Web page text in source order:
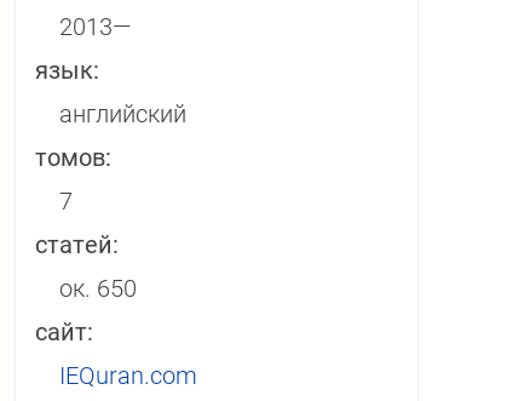
2013—
язык:
английский
томов:
7
статей:
ок. 650
сайт:
IEQuran.com